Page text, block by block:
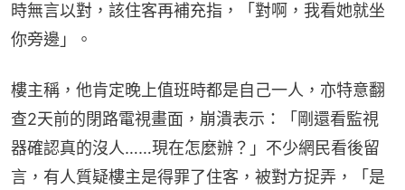
時無言以對，該住客再補充指，「對啊，我看她就坐
你旁邊」。
樓主稱，他肯定晚上值班時都是自己一人，亦特意翻
查2天前的閉路電視畫面，崩潰表示：「剛還看監視
器確認真的沒人……現在怎麼辦？」不少網民看後留
言，有人質疑樓主是得罪了住客，被對方捉弄，「是